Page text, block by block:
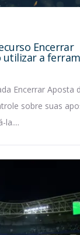
Encerrar
utilizar a
Encerrar Aposta
sobre suas
la....